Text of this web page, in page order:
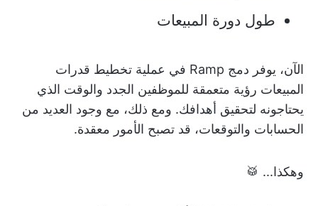
طول دورة المبيعات
الآن، يوفر دمج Ramp في عملية تخطيط قدرات
المبيعات رؤية متعمقة للموظفين الجدد والوقت الذي
يحتاجونه لتحقيق أهدافك. ومع ذلك، مع وجود العديد من
الحسابات والتوقعات، قد تصبح الأمور معقدة.
وهكذا... 🥁